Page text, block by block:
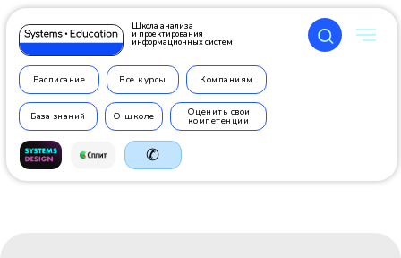
Школа анализа
и проектирования
информационных систем
Расписание Все курсы Компаниям
Оценить свои
компетенции
База знаний О школе
✆